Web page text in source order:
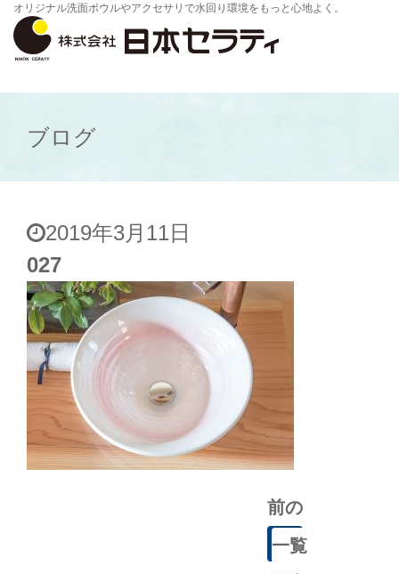
オリジナル洗面ボウルやアクセサリで水回り環境をもっと心地よく。
ブログ
2019年3月11日
027
前の
記事
一覧